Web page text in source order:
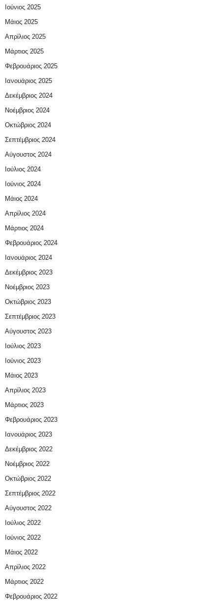
Ιούνιος 2025
Μάιος 2025
Απρίλιος 2025
Μάρτιος 2025
Φεβρουάριος 2025
Ιανουάριος 2025
Δεκέμβριος 2024
Νοέμβριος 2024
Οκτώβριος 2024
Σεπτέμβριος 2024
Αύγουστος 2024
Ιούλιος 2024
Ιούνιος 2024
Μάιος 2024
Απρίλιος 2024
Μάρτιος 2024
Φεβρουάριος 2024
Ιανουάριος 2024
Δεκέμβριος 2023
Νοέμβριος 2023
Οκτώβριος 2023
Σεπτέμβριος 2023
Αύγουστος 2023
Ιούλιος 2023
Ιούνιος 2023
Μάιος 2023
Απρίλιος 2023
Μάρτιος 2023
Φεβρουάριος 2023
Ιανουάριος 2023
Δεκέμβριος 2022
Νοέμβριος 2022
Οκτώβριος 2022
Σεπτέμβριος 2022
Αύγουστος 2022
Ιούλιος 2022
Ιούνιος 2022
Μάιος 2022
Απρίλιος 2022
Μάρτιος 2022
Φεβρουάριος 2022